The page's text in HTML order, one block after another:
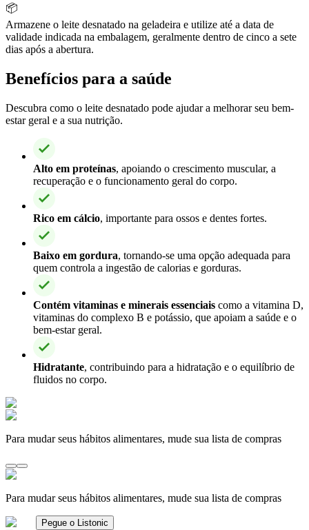
📦
Armazene o leite desnatado na geladeira e utilize até a data de
validade indicada na embalagem, geralmente dentro de cinco a sete
dias após a abertura.
Benefícios para a saúde
Descubra como o leite desnatado pode ajudar a melhorar seu bem-
estar geral e a sua nutrição.
Alto em proteínas, apoiando o crescimento muscular, a
recuperação e o funcionamento geral do corpo.
Rico em cálcio, importante para ossos e dentes fortes.
Baixo em gordura, tornando-se uma opção adequada para
quem controla a ingestão de calorias e gorduras.
Contém vitaminas e minerais essenciais como a vitamina D,
vitaminas do complexo B e potássio, que apoiam a saúde e o
bem-estar geral.
Hidratante, contribuindo para a hidratação e o equilíbrio de
fluidos no corpo.
Para mudar seus hábitos alimentares, mude sua lista de compras
Para mudar seus hábitos alimentares, mude sua lista de compras
Pegue o Listonic